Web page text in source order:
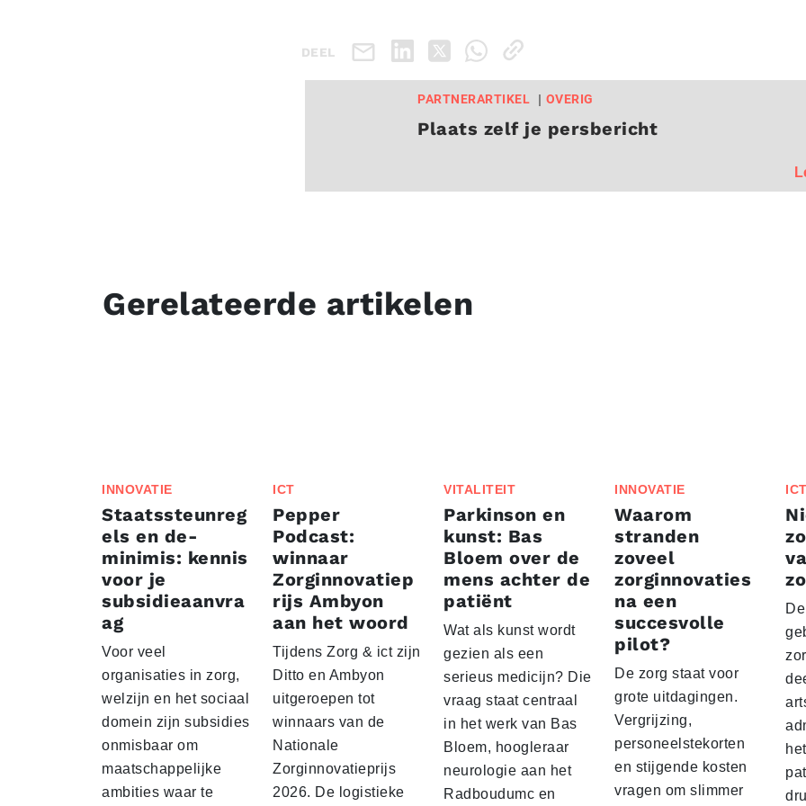
DEEL
PARTNERARTIKEL OVERIG
Plaats zelf je persbericht
Gerelateerde artikelen
INNOVATIE
Staatssteunreg
els en de-
minimis: kennis
voor je
subsidieaanvra
ag
Voor veel
organisaties in zorg,
welzijn en het sociaal
domein zijn subsidies
onmisbaar om
maatschappelijke
ambities waar te
ICT
Pepper
Podcast:
winnaar
Zorginnovatiep
rijs Ambyon
aan het woord
Tijdens Zorg & ict zijn
Ditto en Ambyon
uitgeroepen tot
winnaars van de
Nationale
Zorginnovatieprijs
2026. De logistieke
VITALITEIT
Parkinson en
kunst: Bas
Bloem over de
mens achter de
patiënt
Wat als kunst wordt
gezien als een
serieus medicijn? Die
vraag staat centraal
in het werk van Bas
Bloem, hoogleraar
neurologie aan het
Radboudumc en
INNOVATIE
Waarom
stranden
zoveel
zorginnovaties
na een
succesvolle
pilot?
De zorg staat voor
grote uitdagingen.
Vergrijzing,
personeelstekorten
en stijgende kosten
vragen om slimmer
ICT